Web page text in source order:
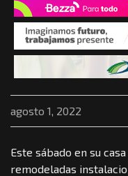
agosto 1, 2022
Este sábado en su
remodeladas